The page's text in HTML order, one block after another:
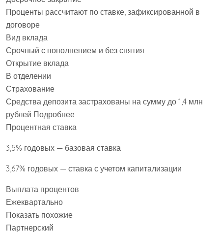
Проценты рассчитают по ставке, зафиксированной в
договоре
Вид вклада
Срочный с пополнением и без снятия
Открытие вклада
В отделении
Страхование
Средства депозита застрахованы на сумму до 1,4 млн
рублей Подробнее
Процентная ставка
3,5% годовых — базовая ставка
3,67% годовых — ставка с учетом капитализации
Выплата процентов
Ежеквартально
Показать похожие
Партнерский